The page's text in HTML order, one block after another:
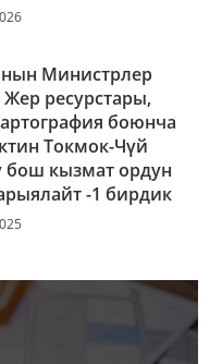
Министрлер
ресурстары,
боюнча
Токмок-Чүй
кызмат ордун
-1 бирдик